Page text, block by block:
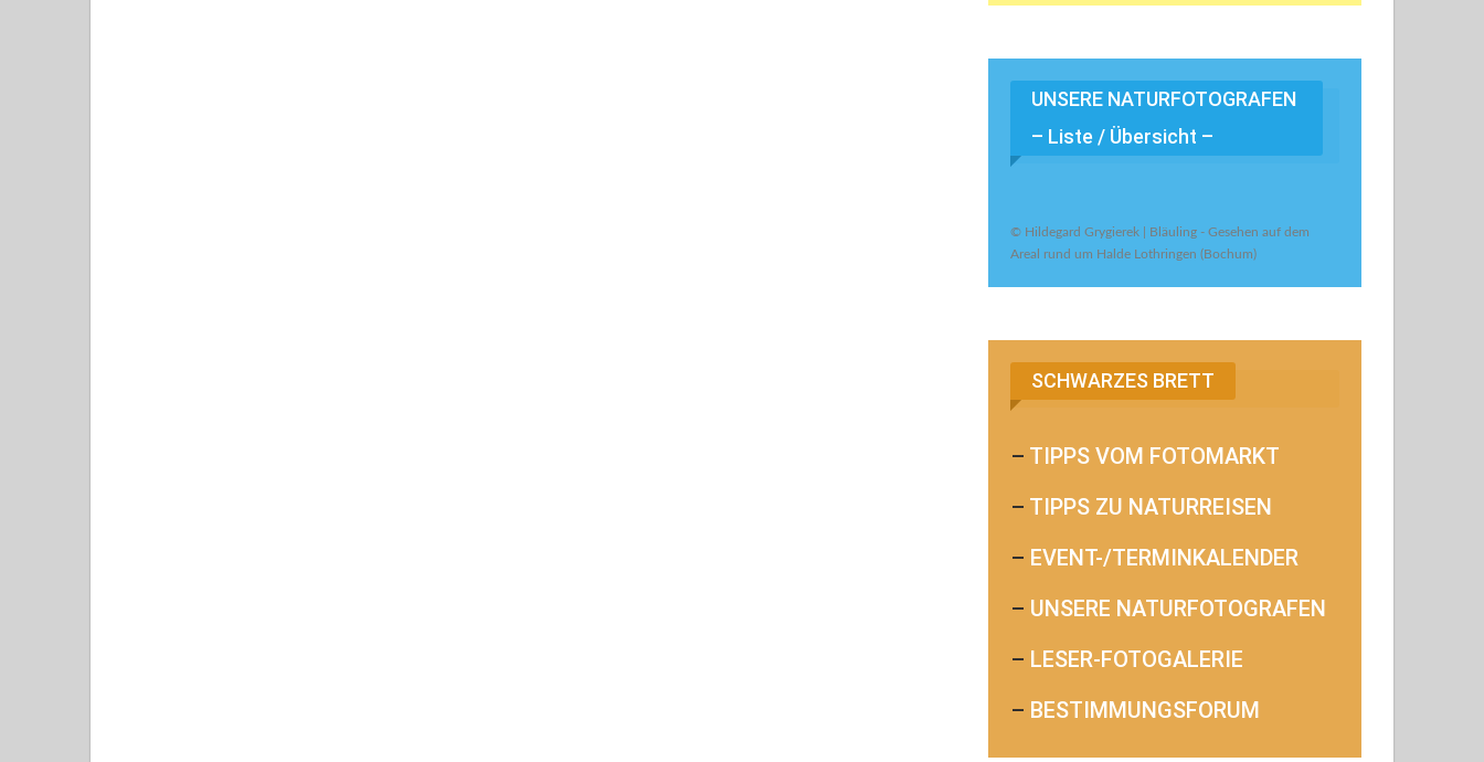
UNSERE NATURFOTOGRAFEN
– Liste / Übersicht –
© Hildegard Grygierek | Bläuling - Gesehen auf dem
Areal rund um Halde Lothringen (Bochum)
SCHWARZES BRETT
– TIPPS VOM FOTOMARKT
– TIPPS ZU NATURREISEN
– EVENT-/TERMINKALENDER
– UNSERE NATURFOTOGRAFEN
– LESER-FOTOGALERIE
– BESTIMMUNGSFORUM